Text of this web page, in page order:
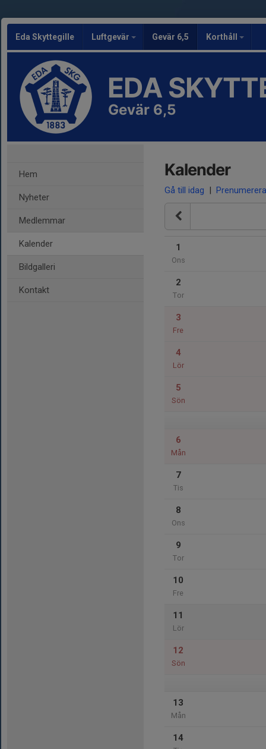
Eda Skyttegille Luftgevär Gevär 6,5 Korthåll
EDA
Gevär 6,5
Hem
Nyheter
Medlemmar
Kalender
Bildgalleri
Kontakt
Kalender
Gå till idag | Prenumerera
1
Ons
2
Tor
3
Fre
4
Lör
5
Sön
6
Mån
7
Tis
8
Ons
9
Tor
10
Fre
11
Lör
12
Sön
13
Mån
14